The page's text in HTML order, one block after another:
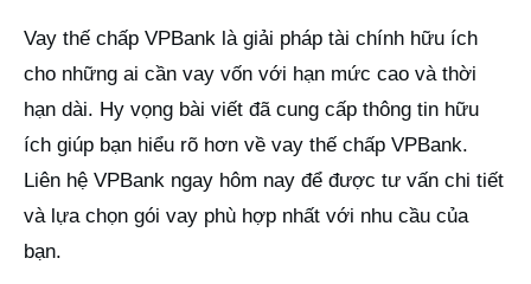
Vay thế chấp VPBank là giải pháp tài chính hữu ích
cho những ai cần vay vốn với hạn mức cao và thời
hạn dài. Hy vọng bài viết đã cung cấp thông tin hữu
ích giúp bạn hiểu rõ hơn về vay thế chấp VPBank.
Liên hệ VPBank ngay hôm nay để được tư vấn chi tiết
và lựa chọn gói vay phù hợp nhất với nhu cầu của
bạn.